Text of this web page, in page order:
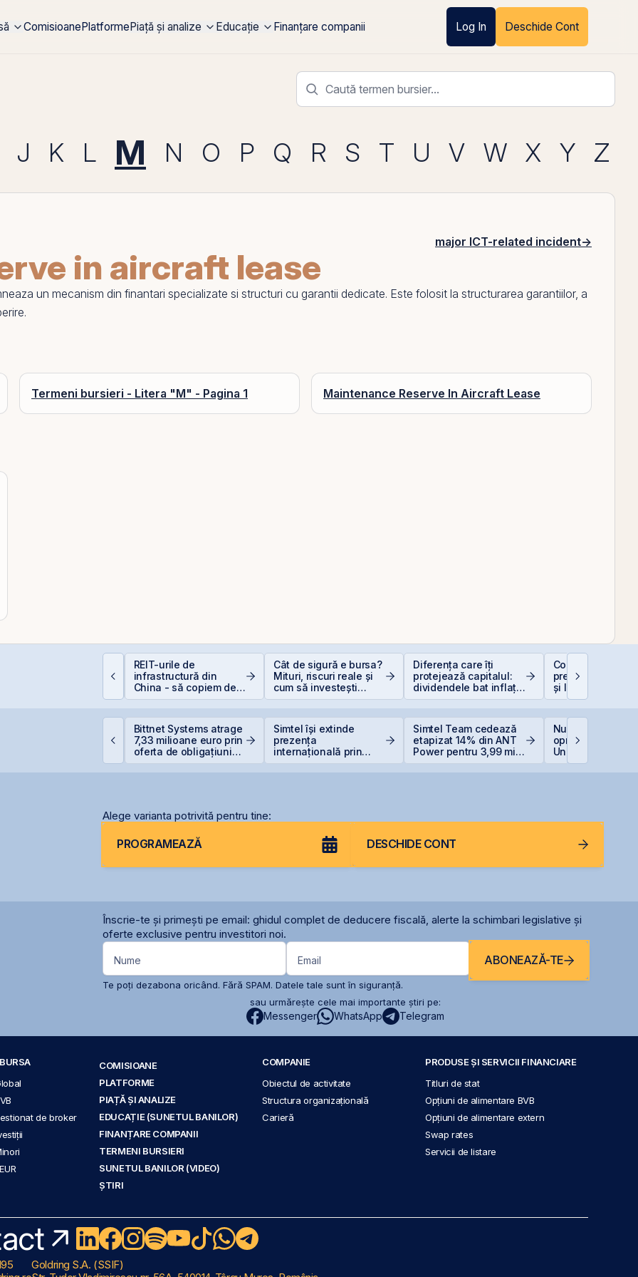
ComisioanePlatformePiață și analize Educație Finanțare companii Log In Deschide Cont
J K L M N O P Q R S T U V W X Y Z
major ICT-related incident→
in aircraft lease
un mecanism din finantari specializate si structuri cu garantii dedicate. Este folosit la structurarea garantiilor, a
Termeni bursieri - Litera "M" - Pagina 1 Maintenance Reserve In Aircraft Lease
REIT-urile de
infrastructură din
China - să copiem de
la cel ce copiază?!
Cât de sigură e bursa?
Mituri, riscuri reale și
cum să investești
inteligent
Diferența care îți
protejează capitalul:
dividendele bat inflația
(+5% vs. −6%)
Contakt
pregătirea pentru
și listarea pe
AeRO a BVB
Bittnet Systems atrage
7,33 milioane euro prin
oferta de obligațiuni
Simtel își extinde
prezența
internațională prin
Simtel Team cedează
etapizat 14% din ANT
Power pentru 3,99 mil.
Nuclearelectrica
oprește controlat
Unitatea 1 de la
Cernavodă din
Alege varianta potrivită pentru tine:
PROGRAMEAZĂ DESCHIDE CONT
Înscrie-te și primești pe email: ghidul complet de deducere fiscală, alerte la schimbari legislative și
oferte exclusive pentru investitori noi.
Nume Email ABONEAZĂ-TE
Te poți dezabona oricând. Fără SPAM. Datele tale sunt în siguranță.
sau urmărește cele mai importante știri pe:
Messenger WhatsApp Telegram
de broker
COMISIOANE
PLATFORME
PIAȚĂ ȘI ANALIZE
EDUCAȚIE (SUNETUL BANILOR)
FINANȚARE COMPANII
TERMENI BURSIERI
SUNETUL BANILOR (VIDEO)
ȘTIRI
COMPANIE
Obiectul de activitate
Structura organizațională
Carieră
PRODUSE ȘI SERVICII FINANCIARE
Titluri de stat
Opțiuni de alimentare BVB
Opțiuni de alimentare extern
Swap rates
Servicii de listare
Goldring S.A. (SSIF)